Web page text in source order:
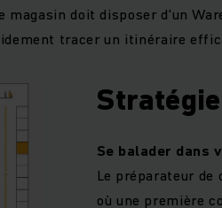
magasin doit disposer d'un
tracer un itinéraire
Se balader dans
Le préparateur de
où une première